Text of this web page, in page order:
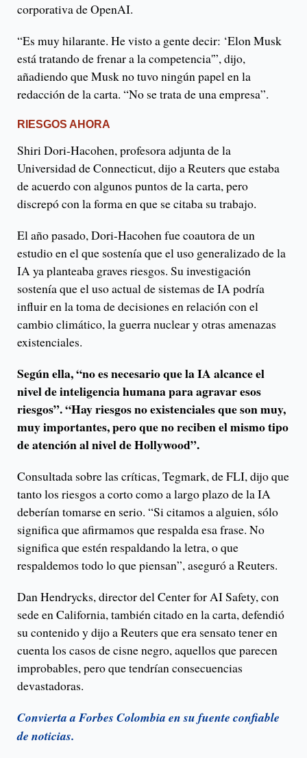
corporativa de OpenAI.
“Es muy hilarante. He visto a gente decir: ‘Elon Musk
está tratando de frenar a la competencia'”, dijo,
añadiendo que Musk no tuvo ningún papel en la
redacción de la carta. “No se trata de una empresa”.
RIESGOS AHORA
Shiri Dori-Hacohen, profesora adjunta de la
Universidad de Connecticut, dijo a Reuters que estaba
de acuerdo con algunos puntos de la carta, pero
discrepó con la forma en que se citaba su trabajo.
El año pasado, Dori-Hacohen fue coautora de un
estudio en el que sostenía que el uso generalizado de la
IA ya planteaba graves riesgos. Su investigación
sostenía que el uso actual de sistemas de IA podría
influir en la toma de decisiones en relación con el
cambio climático, la guerra nuclear y otras amenazas
existenciales.
Según ella, “no es necesario que la IA alcance el
nivel de inteligencia humana para agravar esos
riesgos”. “Hay riesgos no existenciales que son muy,
muy importantes, pero que no reciben el mismo tipo
de atención al nivel de Hollywood”.
Consultada sobre las críticas, Tegmark, de FLI, dijo que
tanto los riesgos a corto como a largo plazo de la IA
deberían tomarse en serio. “Si citamos a alguien, sólo
significa que afirmamos que respalda esa frase. No
significa que estén respaldando la letra, o que
respaldemos todo lo que piensan”, aseguró a Reuters.
Dan Hendrycks, director del Center for AI Safety, con
sede en California, también citado en la carta, defendió
su contenido y dijo a Reuters que era sensato tener en
cuenta los casos de cisne negro, aquellos que parecen
improbables, pero que tendrían consecuencias
devastadoras.
Convierta a Forbes Colombia en su fuente confiable
de noticias.